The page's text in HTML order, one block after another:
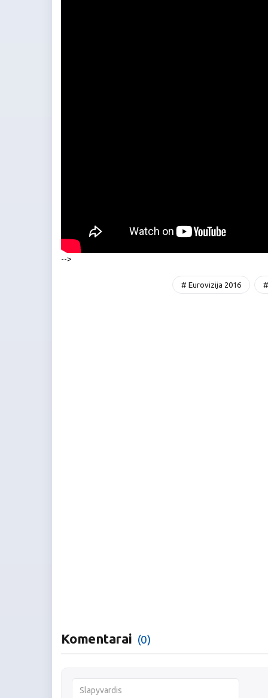
-->
# Eurovizija 2016
Komentarai (0)